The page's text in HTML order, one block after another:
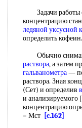
Задачи работы
концентрацию
ледяной уксусной
определить кофеин.
Обычно
раствора, а затем
гальванометра—
раствора. Зная
(Сет) и определив
и анализируемого
концентрацию
= Мст [c.162]